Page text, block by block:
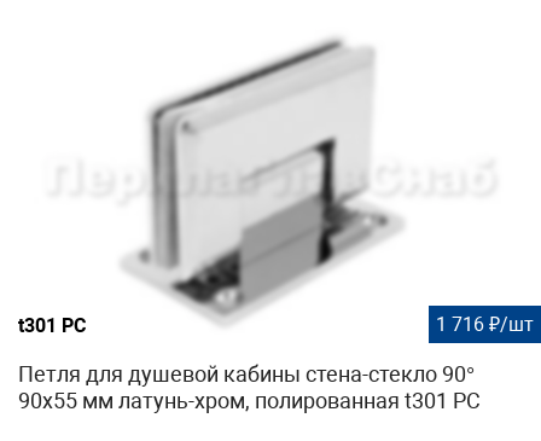
t301 PC 1 716 ₽/шт
Петля для душевой кабины стена-стекло 90°
90х55 мм латунь-хром, полированная t301 PC